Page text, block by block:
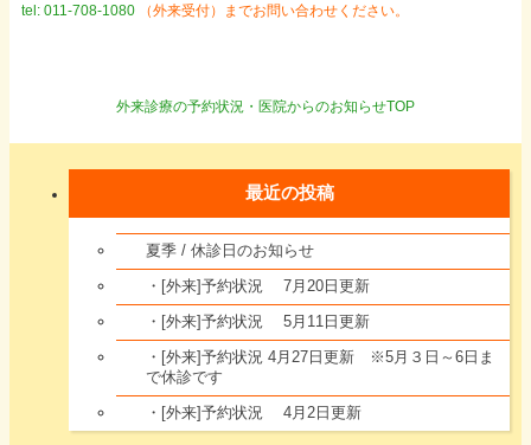
tel: 011-708-1080 （外来受付）までお問い合わせください。
外来診療の予約状況・医院からのお知らせTOP
最近の投稿
夏季 / 休診日のお知らせ
・[外来]予約状況 7月20日更新
・[外来]予約状況 5月11日更新
・[外来]予約状況 4月27日更新 ※5月３日～6日ま
で休診です
・[外来]予約状況 4月2日更新